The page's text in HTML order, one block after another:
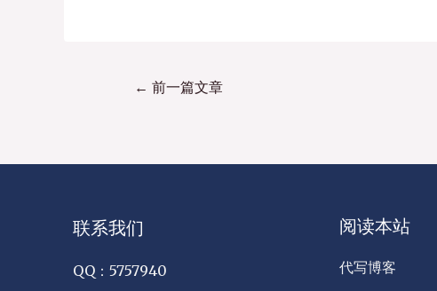
← 前一篇文章
联系我们
QQ：5757940
阅读本站
代写博客